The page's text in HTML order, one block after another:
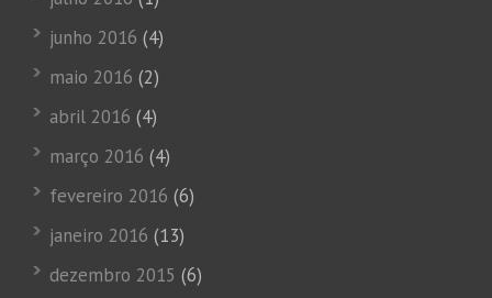
junho 2016 (4)
maio 2016 (2)
abril 2016 (4)
março 2016 (4)
fevereiro 2016 (6)
janeiro 2016 (13)
dezembro 2015 (6)